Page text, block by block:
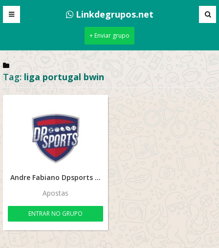
Linkdegrupos.net
+ Enviar grupo
Tag: liga portugal bwin
Andre Fabiano Dpsports 02
Apostas
ENTRAR NO GRUPO